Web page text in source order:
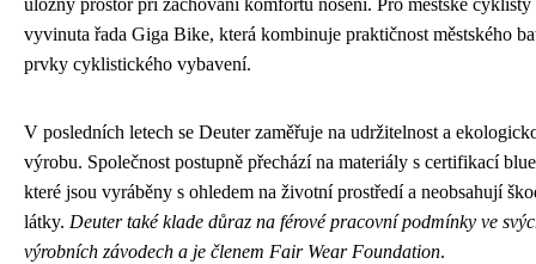
úložný prostor při zachování komfortu nošení. Pro městské cyklisty
vyvinuta řada Giga Bike, která kombinuje praktičnost městského
prvky cyklistického vybavení.
V posledních letech se Deuter zaměřuje na udržitelnost a
výrobu. Společnost postupně přechází na materiály s certifikací
které jsou vyráběny s ohledem na životní prostředí a neobsahují
látky. Deuter také klade důraz na férové pracovní podmínky ve
výrobních závodech a je členem Fair Wear Foundation.